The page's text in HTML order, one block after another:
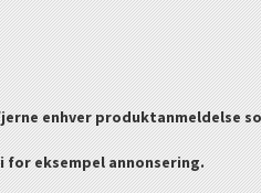
enhver produktanmeldelse
eksempel annonsering.